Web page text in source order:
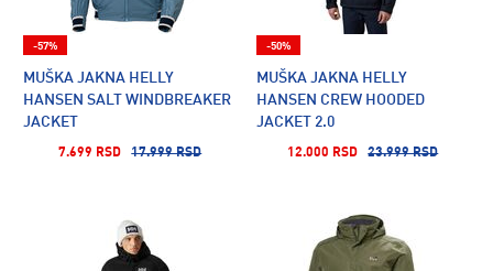
MUŠKA JAKNA HELLY
HANSEN SALT WINDBREAKER
JACKET
7.699 RSD 17.999 RSD
-57%
MUŠKA JAKNA HELLY
HANSEN CREW HOODED
JACKET 2.0
12.000 RSD 23.999 RSD
-50%